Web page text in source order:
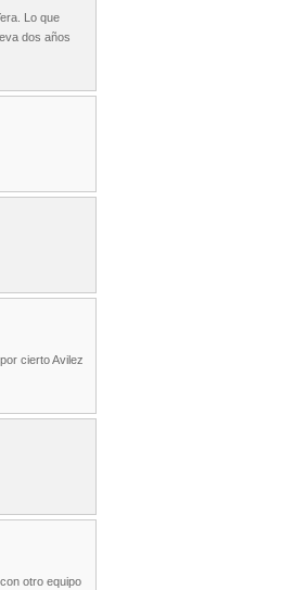
Lo que
dos años
cierto Avilez
otro equipo